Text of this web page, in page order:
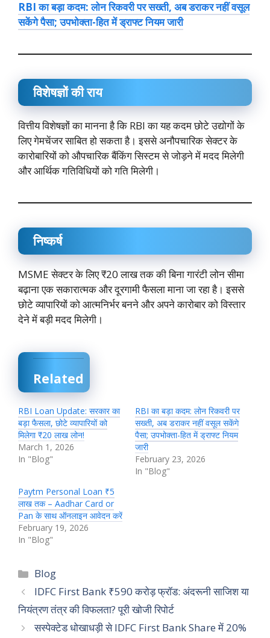
RBI का बड़ा कदम: लोन रिकवरी पर सख्ती, अब डराकर नहीं वसूल
सकेंगे पैसा; उपभोक्ता-हित में ड्राफ्ट नियम जारी
विशेषज्ञों की राय
वित्तीय विशेषज्ञों का मानना है कि RBI का यह कदम छोटे उद्योगों के
लिए गेमचेंजर साबित हो सकता है। इससे अनौपचारिक सेक्टर के
कारोबारियों को औपचारिक बैंकिंग सिस्टम से जोड़ने में मदद मिलेगी
और आर्थिक गतिविधियों को गति मिलेगी।
निष्कर्ष
MSME सेक्टर के लिए ₹20 लाख तक की बिना गारंटी लोन सीमा
बढ़ाना एक सकारात्मक और दूरगामी फैसला माना जा रहा है। इससे
छोटे व्यापारियों को आत्मनिर्भर बनने और अपने कारोबार को विस्तार
देने में बड़ी मदद मिलेगी।
Related
RBI Loan Update: सरकार का
बड़ा फैसला, छोटे व्यापारियों को
मिलेगा ₹20 लाख लोन!
March 1, 2026
In "Blog"
RBI का बड़ा कदम: लोन रिकवरी पर
सख्ती, अब डराकर नहीं वसूल सकेंगे
पैसा; उपभोक्ता-हित में ड्राफ्ट नियम
जारी
February 23, 2026
In "Blog"
Paytm Personal Loan ₹5
लाख तक – Aadhar Card or
Pan के साथ ऑनलाइन आवेदन करें
February 19, 2026
In "Blog"
Categories
Blog
IDFC First Bank ₹590 करोड़ फ्रॉड: अंदरूनी साजिश या
नियंत्रण तंत्र की विफलता? पूरी खोजी रिपोर्ट
सस्पेक्टेड धोखाधड़ी से IDFC First Bank Share में 20%